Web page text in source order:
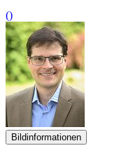
()
Bildinformationen